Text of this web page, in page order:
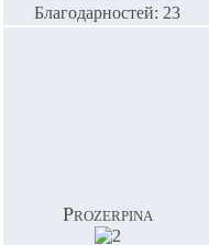
Благодарностей: 23
Prozerpina